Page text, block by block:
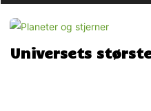
Universets